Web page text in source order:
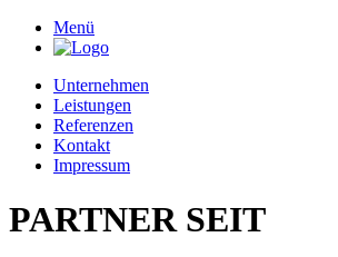
Menü
Unternehmen
Leistungen
Referenzen
Kontakt
Impressum
PARTNER SEIT